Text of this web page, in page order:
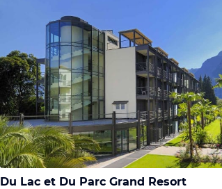
Du Lac et Du Parc Grand Resort